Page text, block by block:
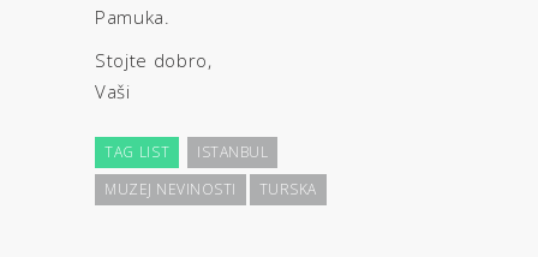
Pamuka.
Stojte dobro,
Vaši
TAG LIST
ISTANBUL
MUZEJ NEVINOSTI
TURSKA